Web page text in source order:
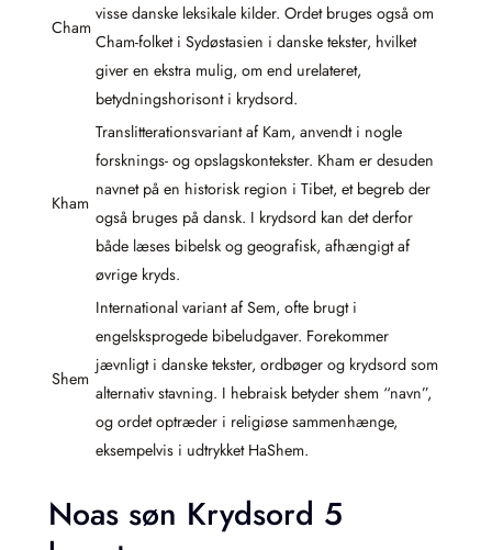
Cham
visse danske leksikale kilder. Ordet bruges også om
Cham-folket i Sydøstasien i danske tekster, hvilket
giver en ekstra mulig, om end urelateret,
betydningshorisont i krydsord.
Kham
Translitterationsvariant af Kam, anvendt i nogle
forsknings- og opslagskontekster. Kham er desuden
navnet på en historisk region i Tibet, et begreb der
også bruges på dansk. I krydsord kan det derfor
både læses bibelsk og geografisk, afhængigt af
øvrige kryds.
Shem
International variant af Sem, ofte brugt i
engelsksprogede bibeludgaver. Forekommer
jævnligt i danske tekster, ordbøger og krydsord som
alternativ stavning. I hebraisk betyder shem “navn”,
og ordet optræder i religiøse sammenhænge,
eksempelvis i udtrykket HaShem.
Noas søn Krydsord 5